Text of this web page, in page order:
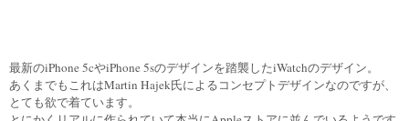
最新のiPhone 5cやiPhone 5sのデザインを踏襲したiWatchのデザイン。
あくまでもこれはMartin Hajek氏によるコンセプトデザインなのですが、
とても欲で着ています。